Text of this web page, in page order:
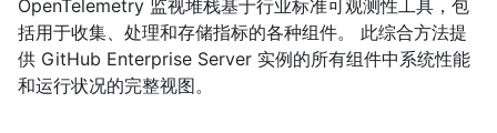
OpenTelemetry 监视堆栈基于行业标准可观测性工具，包
括用于收集、处理和存储指标的各种组件。 此综合方法提
供 GitHub Enterprise Server 实例的所有组件中系统性能
和运行状况的完整视图。